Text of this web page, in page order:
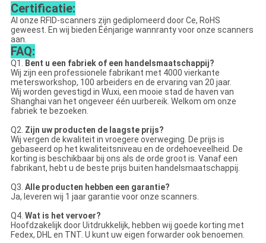
Certificatie:
Al onze RFID-scanners zijn gediplomeerd door Ce, RoHS
geweest. En wij bieden Éénjarige wannranty voor onze scanners
aan.
FAQ:
Q1. Bent u een fabriek of een handelsmaatschappij?
Wij zijn een professionele fabrikant met 4000 vierkante
metersworkshop, 100 arbeiders en de ervaring van 20 jaar.
Wij worden gevestigd in Wuxi, een mooie stad de haven van
Shanghai van het ongeveer één uurbereik. Welkom om onze
fabriek te bezoeken.
Q2. Zijn uw producten de laagste prijs?
Wij vergen de kwaliteit in vroegere overweging. De prijs is
gebaseerd op het kwaliteitsniveau en de ordehoeveelheid. De
korting is beschikbaar bij ons als de orde groot is. Vanaf een
fabrikant, hebt u de beste prijs buiten handelsmaatschappij.
Q3. Alle producten hebben een garantie?
Ja, leveren wij 1 jaar garantie voor onze scanners.
Q4. Wat is het vervoer?
Hoofdzakelijk door Uitdrukkelijk, hebben wij goede korting met
Fedex, DHL en TNT. U kunt uw eigen forwarder ook benoemen.